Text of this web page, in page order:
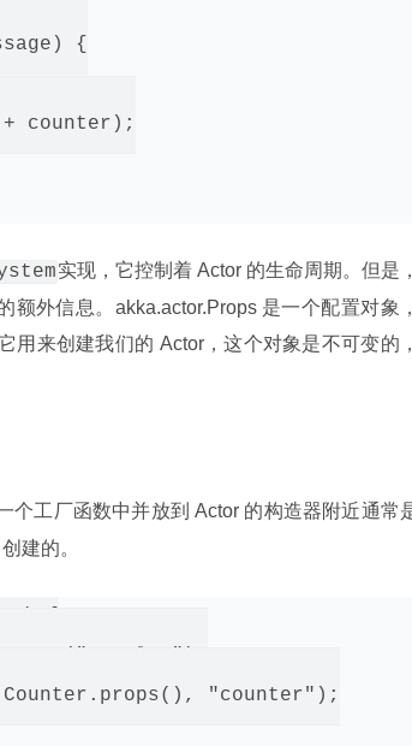
{
counter);
实现，它控制着 Actor 的生命周期。但是，
外信息。akka.actor.Props 是一个配置对象，
来创建我们的 Actor，这个对象是不可变的，
个工厂函数中并放到 Actor 的构造器附近通常
建的。
"counter");